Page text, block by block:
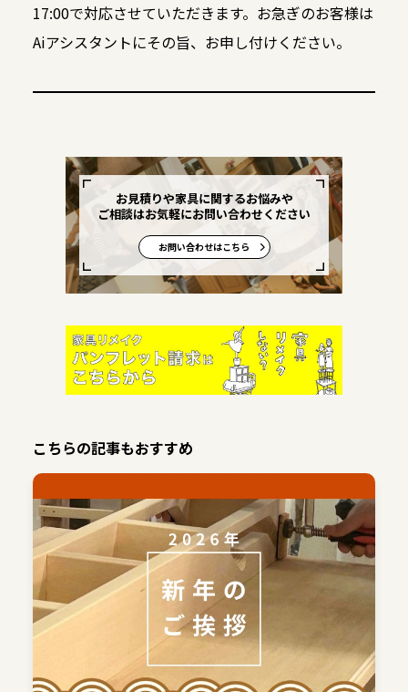
17:00で対応させていただきます。お急ぎのお客様は
Aiアシスタントにその旨、お申し付けください。
お見積りや家具に関するお悩みや
ご相談はお気軽にお問い合わせください
お問い合わせはこちら
こちらの記事もおすすめ